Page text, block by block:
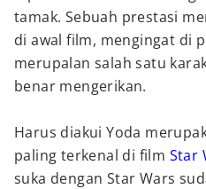
tamak. Sebuah prestasi
di awal film, mengingat di
merupalan salah satu
benar mengerikan.
Harus diakui Yoda
paling terkenal di film Star
suka dengan Star Wars